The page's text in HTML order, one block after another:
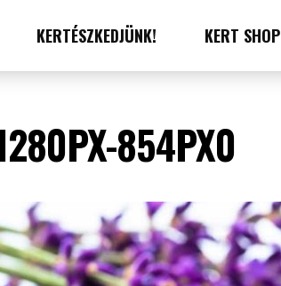
KERTÉSZKEDJÜNK! KERT SHOP
854PX0